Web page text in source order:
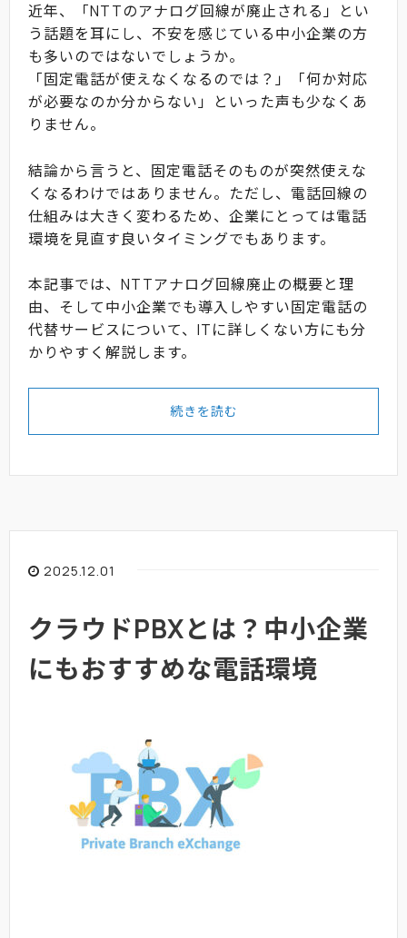
近年、「NTTのアナログ回線が廃止される」とい
う話題を耳にし、不安を感じている中小企業の方
も多いのではないでしょうか。
「固定電話が使えなくなるのでは？」「何か対応
が必要なのか分からない」といった声も少なくあ
りません。
結論から言うと、固定電話そのものが突然使えな
くなるわけではありません。ただし、電話回線の
仕組みは大きく変わるため、企業にとっては電話
環境を見直す良いタイミングでもあります。
本記事では、NTTアナログ回線廃止の概要と理
由、そして中小企業でも導入しやすい固定電話の
代替サービスについて、ITに詳しくない方にも分
かりやすく解説します。
続きを読む
2025.12.01
クラウドPBXとは？中小企業
にもおすすめな電話環境